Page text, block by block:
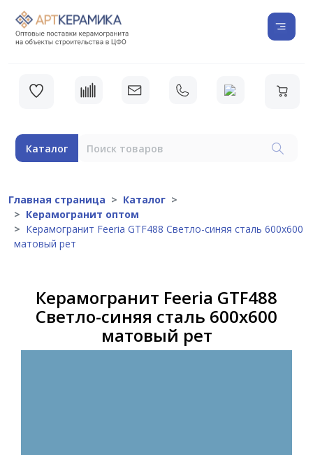
Каталог
Главная страница
Каталог
Керамогранит оптом
Керамогранит Feeria GTF488 Светло-cиняя cталь 600х600
матовый рет
Керамогранит Feeria GTF488
Светло-cиняя cталь 600х600
матовый рет